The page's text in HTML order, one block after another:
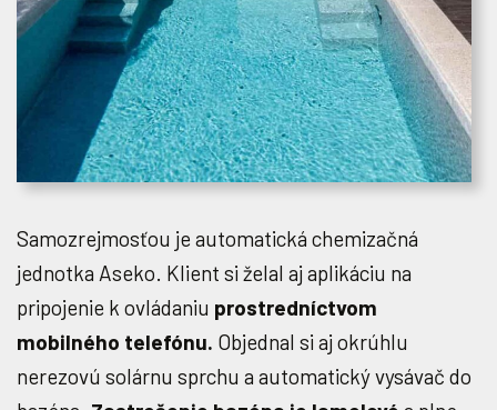
Samozrejmosťou je automatická chemizačná
jednotka Aseko. Klient si želal aj aplikáciu na
pripojenie k ovládaniu prostredníctvom
mobilného telefónu. Objednal si aj okrúhlu
nerezovú solárnu sprchu a automatický vysávač do